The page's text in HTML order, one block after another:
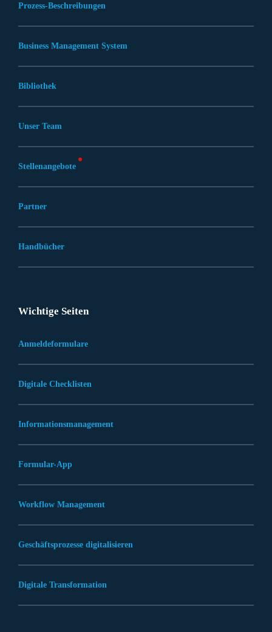
Prozess-Beschreibungen
Business Management System
Bibliothek
Unser Team
Stellenangebote
Partner
Handbücher
Wichtige Seiten
Anmeldeformulare
Digitale Checklisten
Informationsmanagement
Formular-App
Workflow Management
Geschäftsprozesse digitalisieren
Digitale Transformation